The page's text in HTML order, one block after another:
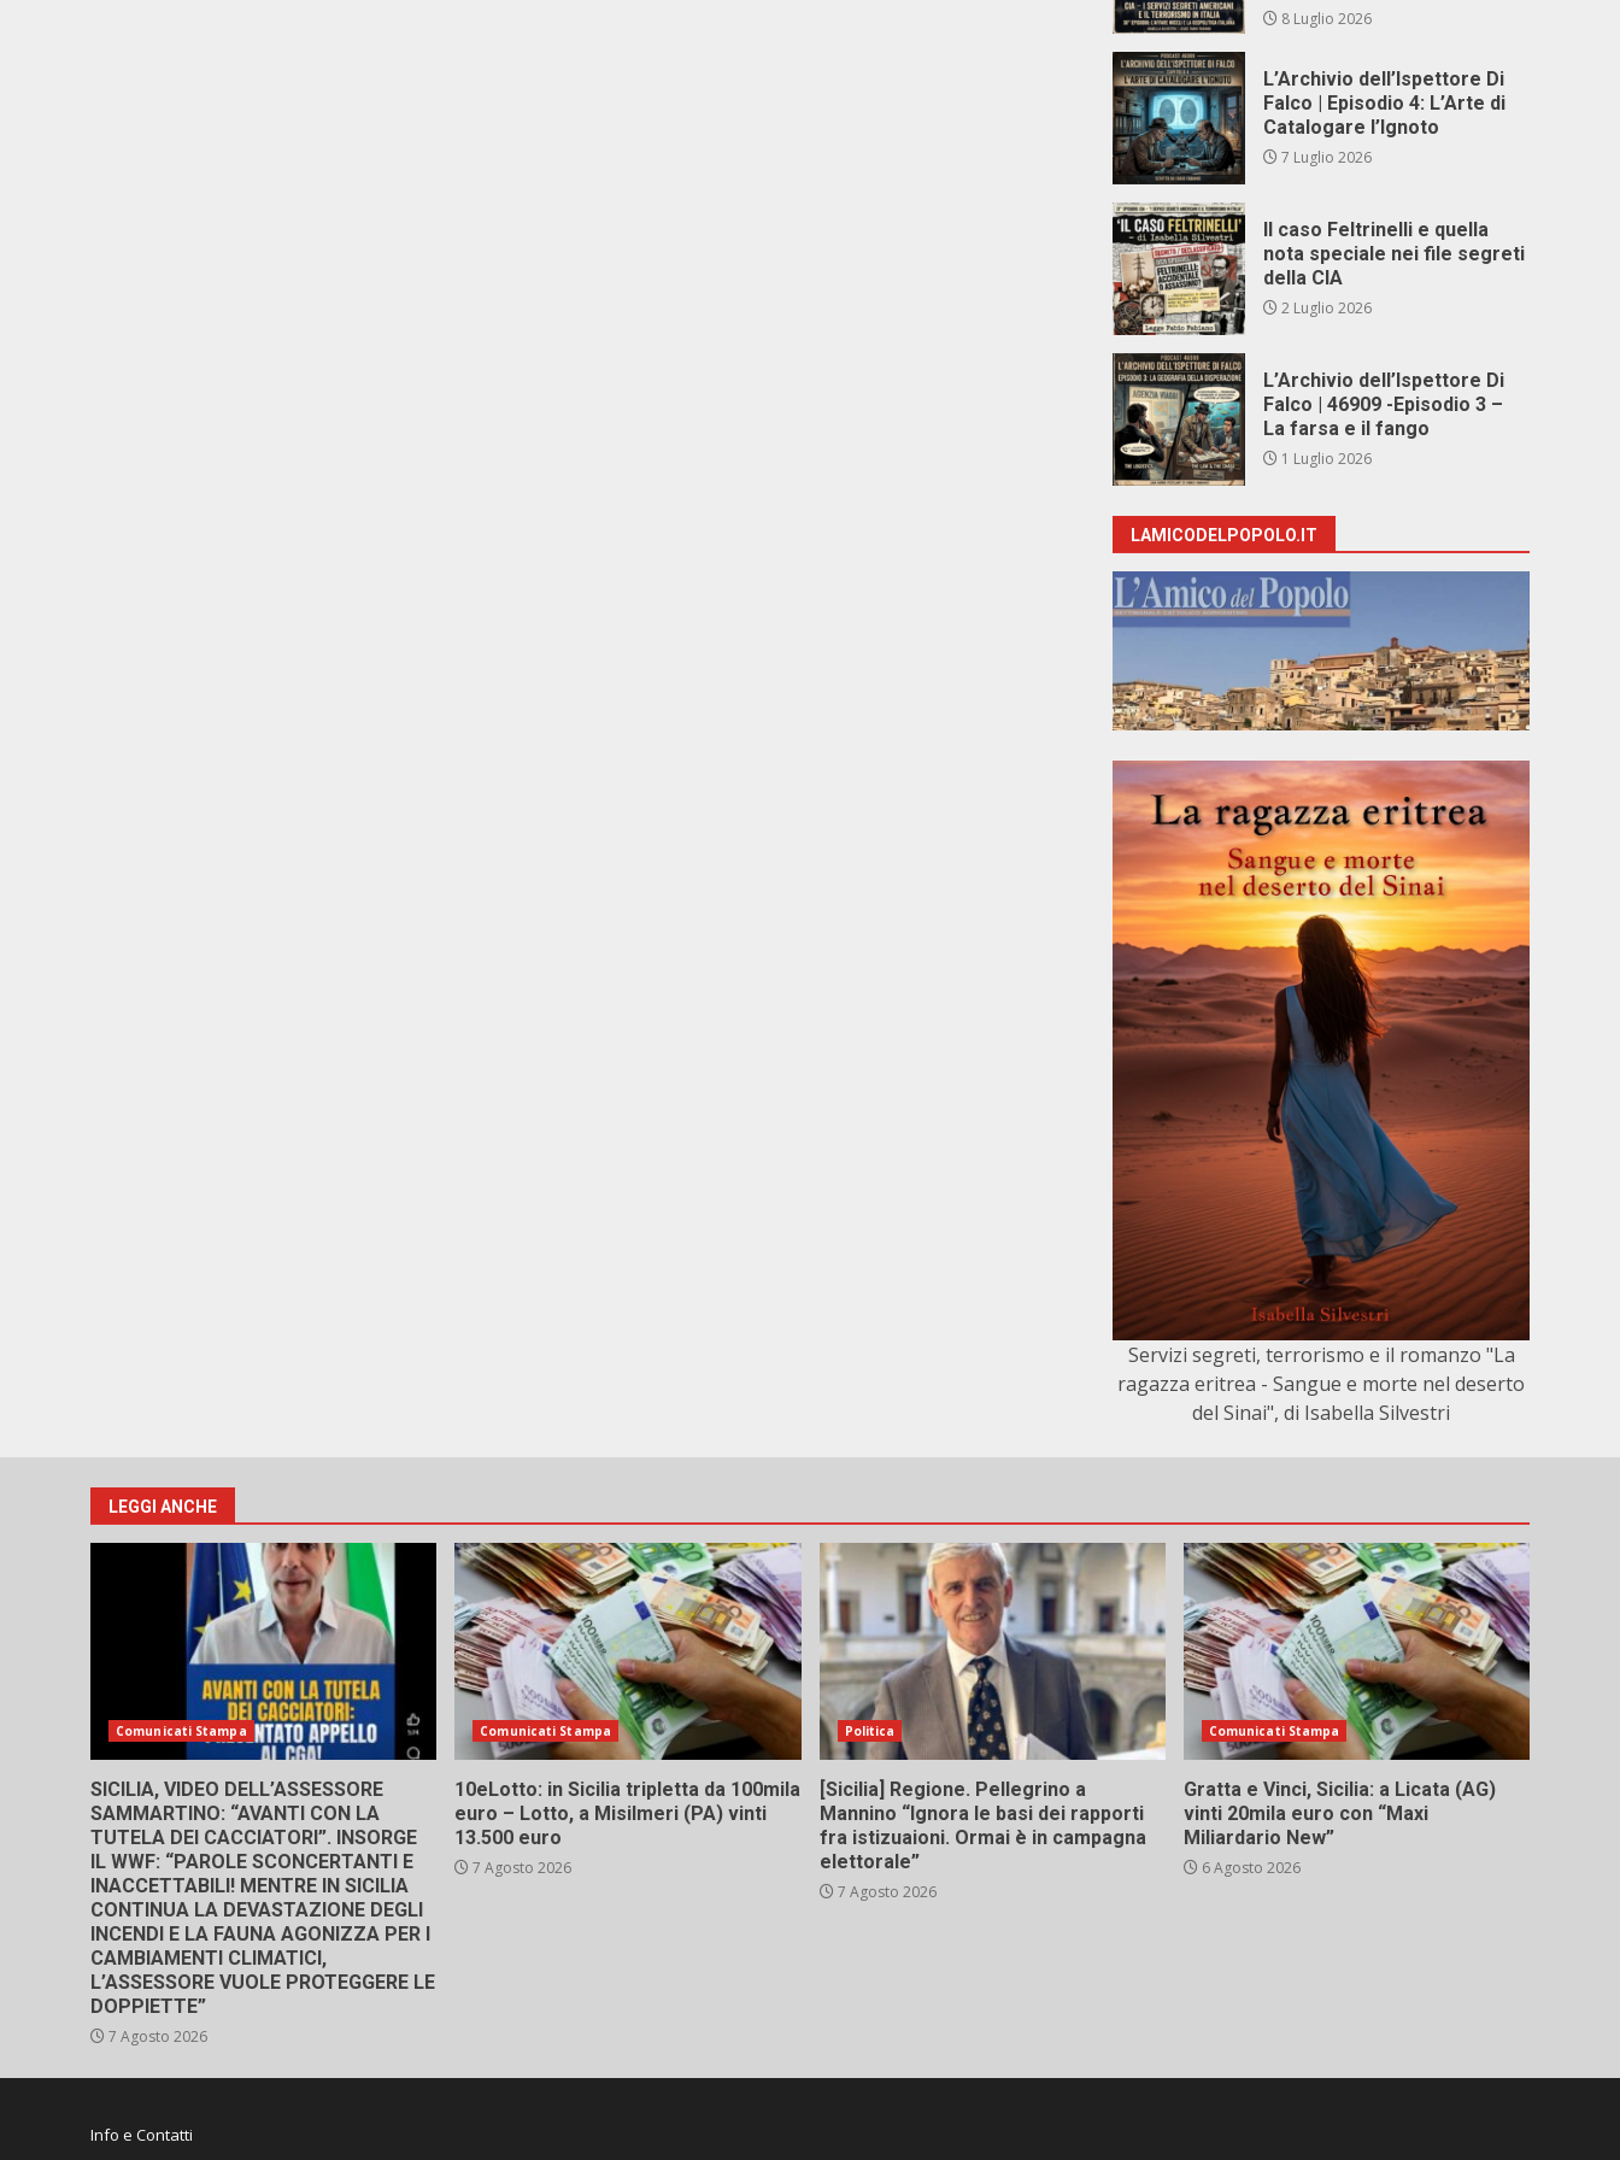
8 Luglio 2026
L’Archivio dell’Ispettore Di
Falco | Episodio 4: L’Arte di
Catalogare l’Ignoto
7 Luglio 2026
Il caso Feltrinelli e quella
nota speciale nei file segreti
della CIA
2 Luglio 2026
L’Archivio dell’Ispettore Di
Falco | 46909 -Episodio 3 –
La farsa e il fango
1 Luglio 2026
LAMICODELPOPOLO.IT
Servizi segreti, terrorismo e il romanzo "La
ragazza eritrea - Sangue e morte nel deserto
del Sinai", di Isabella Silvestri
LEGGI ANCHE
Comunicati Stampa
SICILIA, VIDEO DELL’ASSESSORE
SAMMARTINO: “AVANTI CON LA
TUTELA DEI CACCIATORI”. INSORGE
IL WWF: “PAROLE SCONCERTANTI E
INACCETTABILI! MENTRE IN SICILIA
CONTINUA LA DEVASTAZIONE DEGLI
INCENDI E LA FAUNA AGONIZZA PER I
CAMBIAMENTI CLIMATICI,
L’ASSESSORE VUOLE PROTEGGERE LE
DOPPIETTE”
7 Agosto 2026
Comunicati Stampa
10eLotto: in Sicilia tripletta da 100mila
euro – Lotto, a Misilmeri (PA) vinti
13.500 euro
7 Agosto 2026
Politica
[Sicilia] Regione. Pellegrino a
Mannino “Ignora le basi dei rapporti
fra istizuaioni. Ormai è in campagna
elettorale”
7 Agosto 2026
Comunicati Stampa
Gratta e Vinci, Sicilia: a Licata (AG)
vinti 20mila euro con “Maxi
Miliardario New”
6 Agosto 2026
Info e Contatti